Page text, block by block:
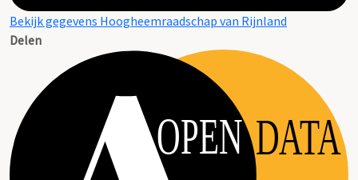
Bekijk gegevens Hoogheemraadschap van Rijnland
Delen
OPEN DATA